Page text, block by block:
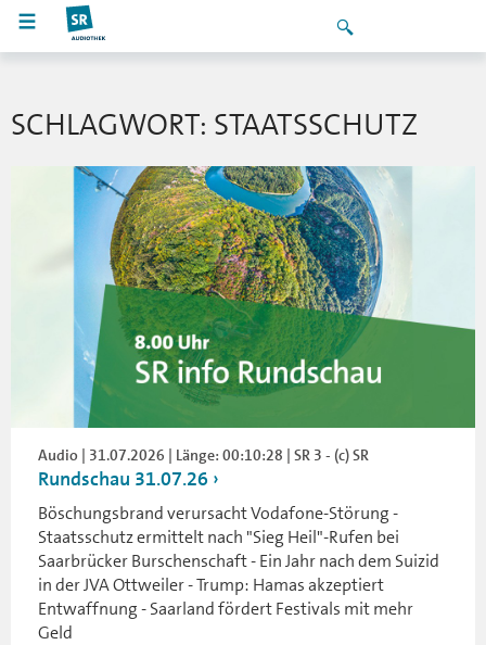
SCHLAGWORT: STAATSSCHUTZ
Audio | 31.07.2026 | Länge: 00:10:28 | SR 3 - (c) SR
Rundschau 31.07.26
Böschungsbrand verursacht Vodafone-Störung -
Staatsschutz ermittelt nach "Sieg Heil"-Rufen bei
Saarbrücker Burschenschaft - Ein Jahr nach dem Suizid
in der JVA Ottweiler - Trump: Hamas akzeptiert
Entwaffnung - Saarland fördert Festivals mit mehr
Geld